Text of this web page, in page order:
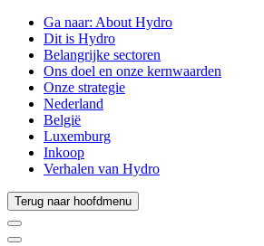
Ga naar: About Hydro
Dit is Hydro
Belangrijke sectoren
Ons doel en onze kernwaarden
Onze strategie
Nederland
België
Luxemburg
Inkoop
Verhalen van Hydro
Terug naar hoofdmenu